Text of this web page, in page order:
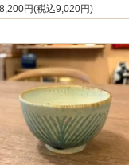
8,200円(税込9,020円)